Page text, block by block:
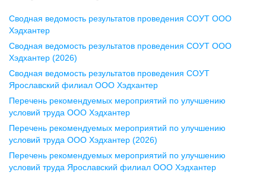
Воронеж
ул. Комиссаржевской, д. 10,
офис 1212
+7 473 280-05-05
pr@vrn.hh.ru
ул. Спартаковская, д. 2А, этаж 3,
помещение 15
+7 843 212-12-50
Сводная ведомость результатов проведения СОУТ ООО
Хэдхантер
Сводная ведомость результатов проведения СОУТ ООО
Хэдхантер (2026)
Сводная ведомость результатов проведения СОУТ
Ярославский филиал ООО Хэдхантер
Перечень рекомендуемых мероприятий по улучшению
условий труда ООО Хэдхантер
Перечень рекомендуемых мероприятий по улучшению
условий труда ООО Хэдхантер (2026)
Перечень рекомендуемых мероприятий по улучшению
условий труда Ярославский филиал ООО Хэдхантер